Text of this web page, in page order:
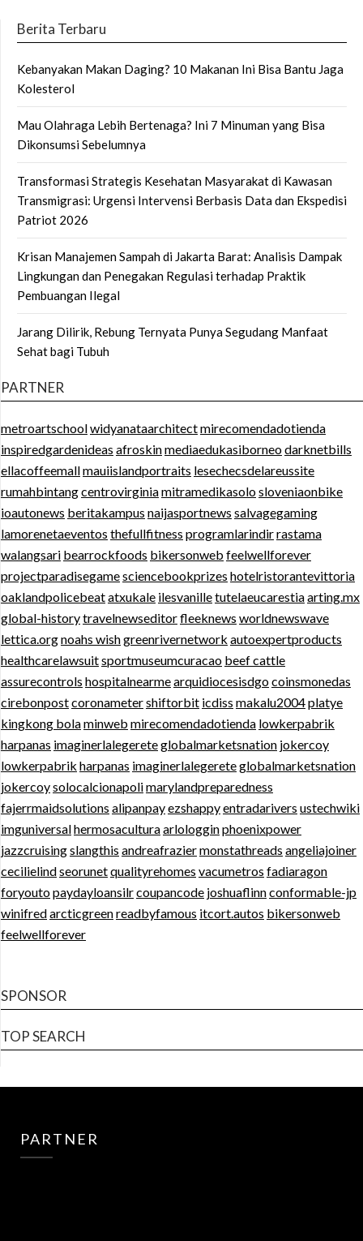
Berita Terbaru
Kebanyakan Makan Daging? 10 Makanan Ini Bisa Bantu Jaga
Kolesterol
Mau Olahraga Lebih Bertenaga? Ini 7 Minuman yang Bisa
Dikonsumsi Sebelumnya
Transformasi Strategis Kesehatan Masyarakat di Kawasan
Transmigrasi: Urgensi Intervensi Berbasis Data dan Ekspedisi
Patriot 2026
Krisan Manajemen Sampah di Jakarta Barat: Analisis Dampak
Lingkungan dan Penegakan Regulasi terhadap Praktik
Pembuangan Ilegal
Jarang Dilirik, Rebung Ternyata Punya Segudang Manfaat
Sehat bagi Tubuh
PARTNER
metroartschoolwidyanataarchitectmirecomendadotienda
inspiredgardenideas afroskinmediaedukasiborneodarknetbills
ellacoffeemallmauiislandportraits lesechecsdelareussite
rumahbintangcentrovirginiamitramedikasolosloveniaonbike
ioautonews beritakampus naijasportnews salvagegaming
lamorenetaeventos thefullfitness programlarindirrastama
walangsari bearrockfoods bikersonweb feelwellforever
projectparadisegamesciencebookprizes hotelristorantevittoria
oaklandpolicebeatatxukale ilesvanilletutelaeucarestiaarting.mx
global-historytravelnewseditorfleeknews worldnewswave
lettica.orgnoahs wishgreenrivernetwork autoexpertproducts
healthcarelawsuitsportmuseumcuracao beef cattle
assurecontrols hospitalnearmearquidiocesisdgocoinsmonedas
cirebonpostcoronametershiftorbit icdiss makalu2004platye
kingkong bolaminweb mirecomendadotienda lowkerpabrik
harpanas imaginerlalegereteglobalmarketsnation jokercoy
lowkerpabrik harpanas imaginerlalegereteglobalmarketsnation
jokercoysolocalcionapolimarylandpreparedness
fajerrmaidsolutions alipanpayezshappyentradarivers ustechwiki
imguniversalhermosaculturaarlologginphoenixpower
jazzcruisingslangthis andreafraziermonstathreads angeliajoiner
cecilielindseorunetqualityrehomes vacumetros fadiaragon
foryoutopaydayloansilrcoupancode joshuaflinnconformable-jp
winifredarcticgreenreadbyfamous itcort.autos bikersonweb
feelwellforever
SPONSOR
TOP SEARCH
PARTNER